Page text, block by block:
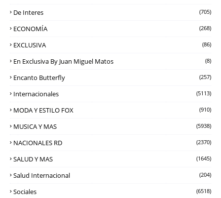
De Interes (705)
ECONOMÍA (268)
EXCLUSIVA (86)
En Exclusiva By Juan Miguel Matos (8)
Encanto Butterfly (257)
Internacionales (5113)
MODA Y ESTILO FOX (910)
MUSICA Y MAS (5938)
NACIONALES RD (2370)
SALUD Y MAS (1645)
Salud Internacional (204)
Sociales (6518)